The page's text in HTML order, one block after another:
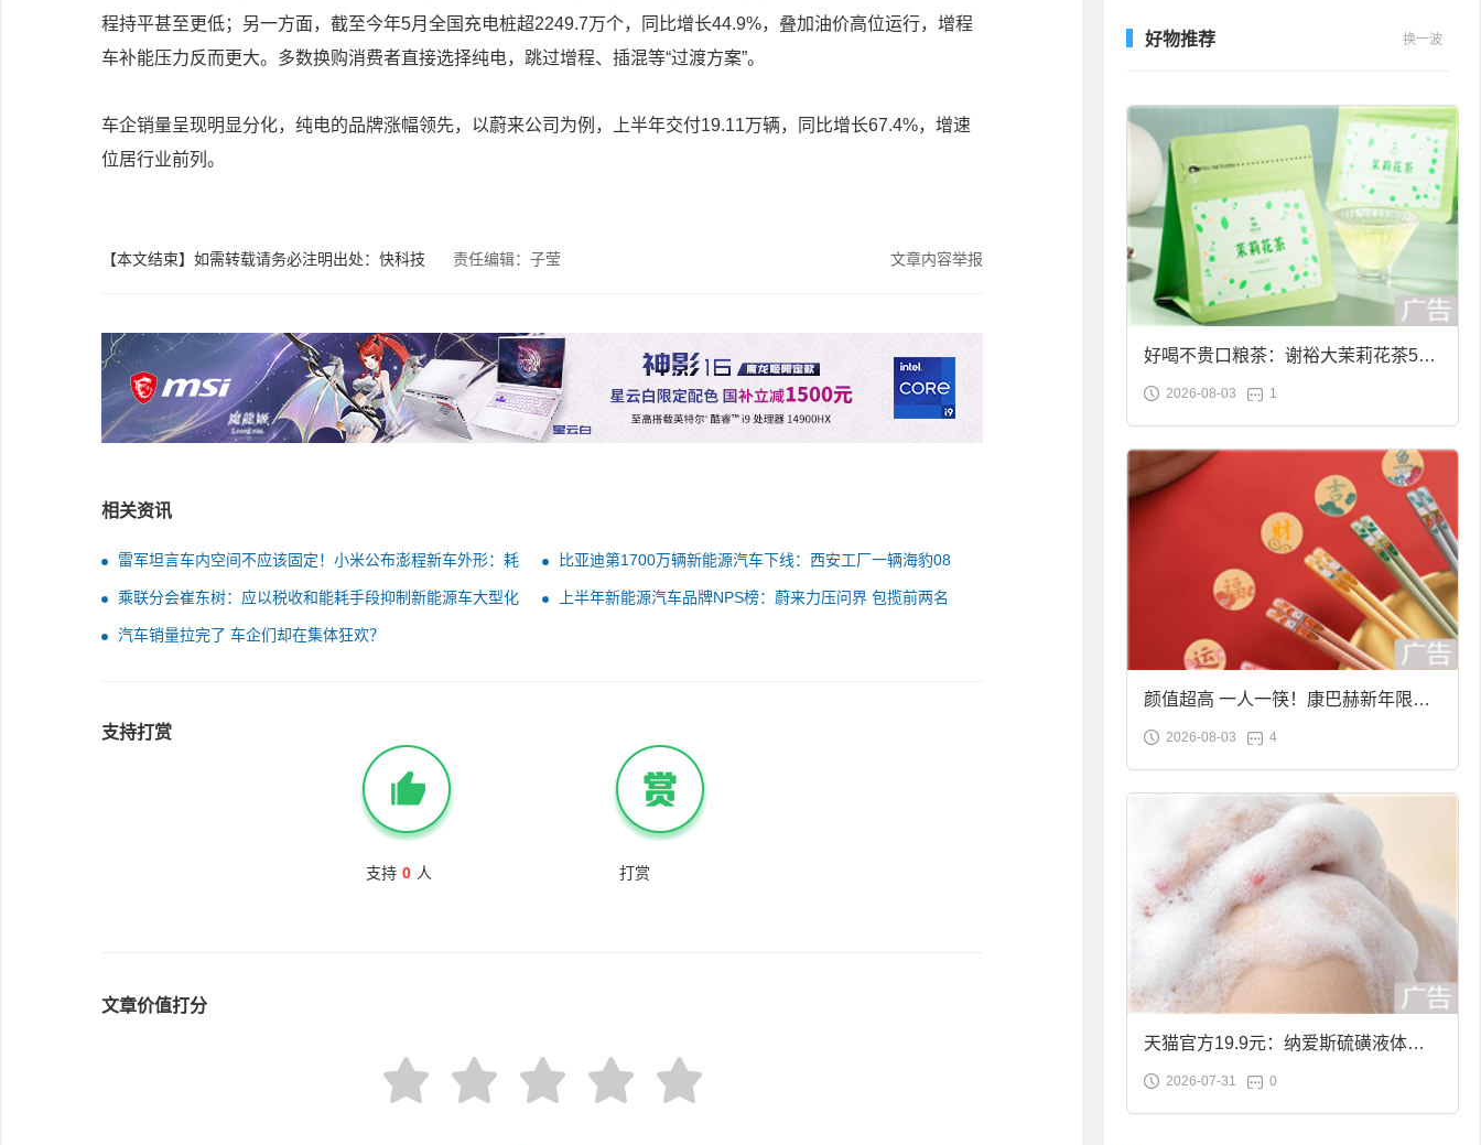
程持平甚至更低；另一方面，截至今年5月全国充电桩超2249.7万个，同比增长44.9%，叠加油价高位运行，增程
车补能压力反而更大。多数换购消费者直接选择纯电，跳过增程、插混等“过渡方案”。
车企销量呈现明显分化，纯电的品牌涨幅领先，以蔚来公司为例，上半年交付19.11万辆，同比增长67.4%，增速
位居行业前列。
【本文结束】如需转载请务必注明出处：快科技 责任编辑：子莹 文章内容举报
相关资讯
雷军坦言车内空间不应该固定！小米公布澎程新车外形：耗
时3年半打造
比亚迪第1700万辆新能源汽车下线：西安工厂一辆海豹08
乘联分会崔东树：应以税收和能耗手段抑制新能源车大型化 上半年新能源汽车品牌NPS榜：蔚来力压问界 包揽前两名
汽车销量拉完了 车企们却在集体狂欢？
支持打赏
支持 0 人 打赏
文章价值打分
好物推荐 换一波
好喝不贵口粮茶：谢裕大茉莉花茶50g
袋装9.9元到手
2026-08-03 1
颜值超高 一人一筷！康巴赫新年限定
合金筷子大促：19.9元
2026-08-03 4
天猫官方19.9元：纳爱斯硫磺液体香
皂2斤大促
2026-07-31 0